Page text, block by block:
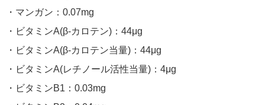
・マンガン：0.07mg
・ビタミンA(β-カロテン)：44μg
・ビタミンA(β-カロテン当量)：44μg
・ビタミンA(レチノール活性当量)：4μg
・ビタミンB1：0.03mg